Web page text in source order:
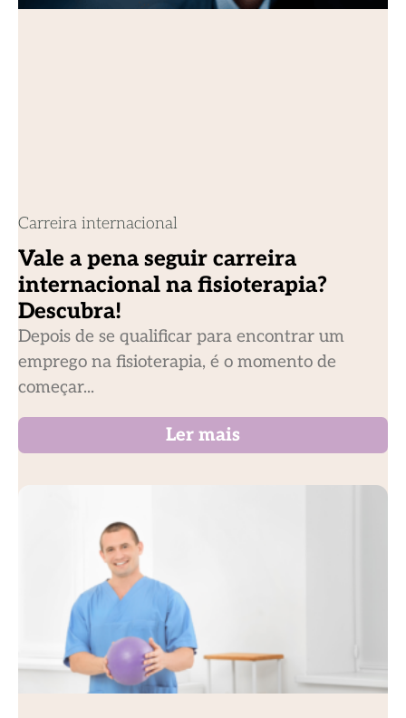
Carreira internacional
Vale a pena seguir carreira
internacional na fisioterapia?
Descubra!
Depois de se qualificar para encontrar um
emprego na fisioterapia, é o momento de
começar...
Ler mais